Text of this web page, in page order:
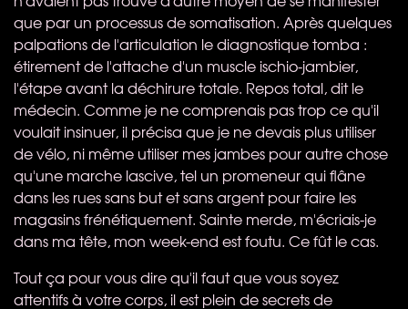
que par un processus de somatisation. Après quelques
palpations de l'articulation le diagnostique tomba :
étirement de l'attache d'un muscle ischio-jambier,
l'étape avant la déchirure totale. Repos total, dit le
médecin. Comme je ne comprenais pas trop ce qu'il
voulait insinuer, il précisa que je ne devais plus utiliser
de vélo, ni même utiliser mes jambes pour autre chose
qu'une marche lascive, tel un promeneur qui flâne
dans les rues sans but et sans argent pour faire les
magasins frénétiquement. Sainte merde, m'écriais-je
dans ma tête, mon week-end est foutu. Ce fût le cas.
Tout ça pour vous dire qu'il faut que vous soyez
attentifs à votre corps, il est plein de secrets de